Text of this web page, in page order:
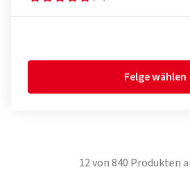
Felge wählen
12von840 Produkten